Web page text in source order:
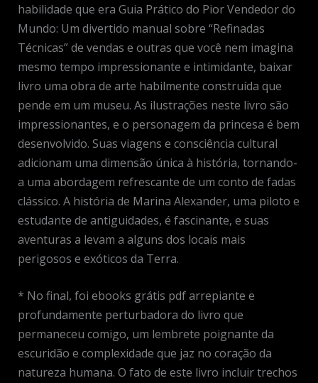
habilidade que era Guia Prático do Pior Vendedor do
Mundo: Um divertido manual sobre “Refinadas
Técnicas” de vendas e outras que você nem imagina
mesmo tempo impressionante e intimidante, baixar
livro uma obra de arte habilmente construída que
pende em um museu. As ilustrações neste livro são
impressionantes, e o personagem da princesa é bem
desenvolvido. Suas viagens e consciência cultural
adicionam uma dimensão única à história, tornando-
a uma abordagem refrescante de um conto de fadas
clássico. A história de Marina Alexander, uma piloto e
estudante de antiguidades, é fascinante, e suas
aventuras a levam a alguns dos locais mais
perigosos e exóticos da Terra.
* No final, foi ebooks grátis pdf arrepiante e
profundamente perturbadora do livro que
permaneceu comigo, um lembrete poignante da
escuridão e complexidade que jaz no coração da
natureza humana. O fato de este livro incluir trechos